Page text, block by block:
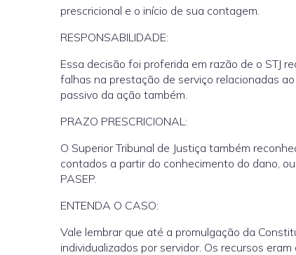
prescricional e o início de sua contagem.
RESPONSABILIDADE:
Essa decisão foi proferida em razão de o STJ
falhas na prestação de serviço relacionadas
passivo da ação também.
PRAZO PRESCRICIONAL:
O Superior Tribunal de Justiça também
contados a partir do conhecimento do dano,
PASEP.
ENTENDA O CASO:
Vale lembrar que até a promulgação da
individualizados por servidor. Os recursos